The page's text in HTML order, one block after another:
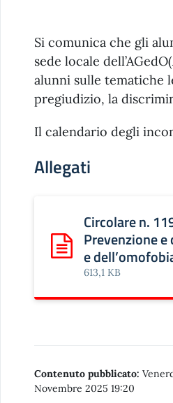
Si comunica che gli
sede locale
alunni sulle tematiche
pregiudizio, la
Il calendario degli
Allegati
Scarica: Circolare n.
Circolare n.
Prevenzione
e
613,1 KB
Contenuto pubblicato:
Novembre 2025 19:20